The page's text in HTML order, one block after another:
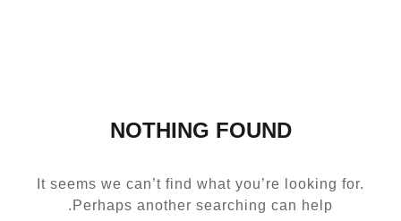
NOTHING FOUND
It seems we can’t find what you’re looking for.
Perhaps another searching can help.